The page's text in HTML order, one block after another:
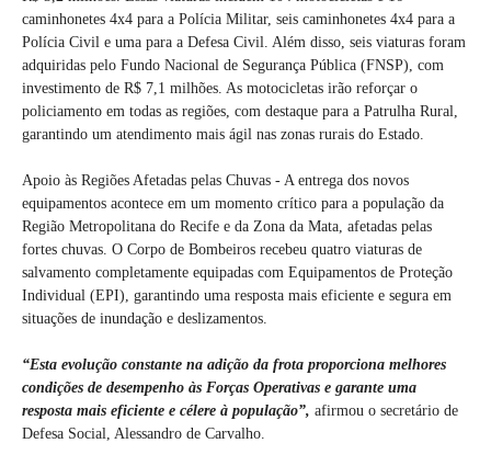
caminhonetes 4x4 para a Polícia Militar, seis caminhonetes 4x4 para a
Polícia Civil e uma para a Defesa Civil. Além disso, seis viaturas foram
adquiridas pelo Fundo Nacional de Segurança Pública (FNSP), com
investimento de R$ 7,1 milhões. As motocicletas irão reforçar o
policiamento em todas as regiões, com destaque para a Patrulha Rural,
garantindo um atendimento mais ágil nas zonas rurais do Estado.
Apoio às Regiões Afetadas pelas Chuvas - A entrega dos novos
equipamentos acontece em um momento crítico para a população da
Região Metropolitana do Recife e da Zona da Mata, afetadas pelas
fortes chuvas. O Corpo de Bombeiros recebeu quatro viaturas de
salvamento completamente equipadas com Equipamentos de Proteção
Individual (EPI), garantindo uma resposta mais eficiente e segura em
situações de inundação e deslizamentos.
“Esta evolução constante na adição da frota proporciona melhores
condições de desempenho às Forças Operativas e garante uma
resposta mais eficiente e célere à população”, afirmou o secretário de
Defesa Social, Alessandro de Carvalho.